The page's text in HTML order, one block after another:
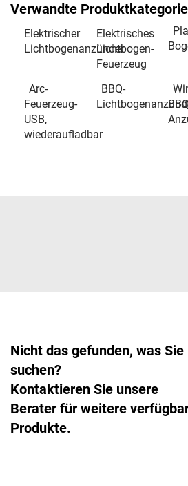
Verwandte
Elektrischer
Lichtbogenanzünder
Elektrisches
Lichtbogen-
Feuerzeug
Arc-
Feuerzeug-
USB,
wiederaufladbar
BBQ-
Nicht das gefunden, was Sie
suchen?
Kontaktieren Sie unsere
Berater für weitere
Produkte.